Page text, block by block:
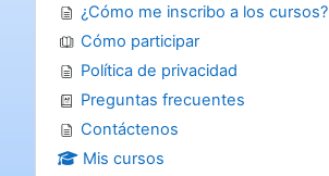
¿Cómo me inscribo a los cursos?
Cómo participar
Política de privacidad
Preguntas frecuentes
Contáctenos
Mis cursos